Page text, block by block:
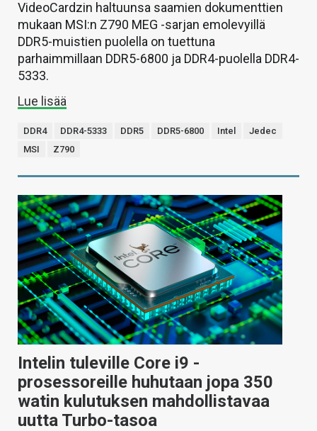
VideoCardzin haltuunsa saamien dokumenttien
mukaan MSI:n Z790 MEG -sarjan emolevyillä
DDR5-muistien puolella on tuettuna
parhaimmillaan DDR5-6800 ja DDR4-puolella DDR4-
5333.
Lue lisää
DDR4 DDR4-5333 DDR5 DDR5-6800 Intel
Jedec
MSI
Z790
Intelin tuleville Core i9 -
prosessoreille huhutaan jopa 350
watin kulutuksen mahdollistavaa
uutta Turbo-tasoa